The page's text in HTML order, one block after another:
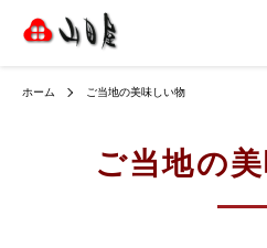
ホーム ご当地の美味しい物
ご当地の